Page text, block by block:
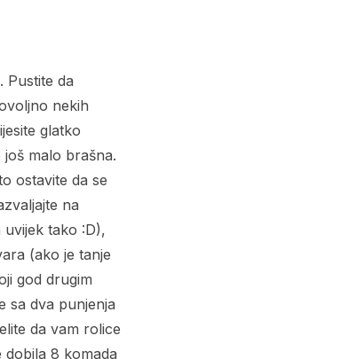
Pustite da
nekih
glatko
malo brašna.
ostavite da se
na
tako :D),
(ako je tanje
god drugim
sa dva punjenja
da vam rolice
dobila 8 komada